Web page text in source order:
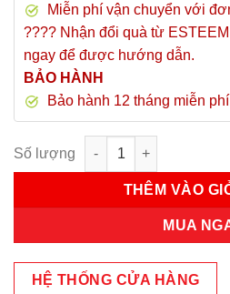
Miễn phí vận chuyển với
???? Nhận đổi quà từ
ngay để được hướng dẫn.
BẢO HÀNH
Bảo hành 12 tháng miễn
Đồng Hồ Nữ JA-1312C Julius
THÊM VÀO
MUA
HỆ THỐNG CỬA HÀNG